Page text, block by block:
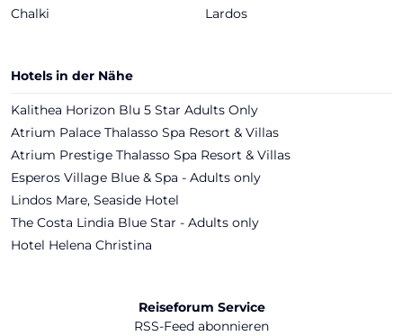
Chalki
Lardos
Hotels in der Nähe
Kalithea Horizon Blu 5 Star Adults Only
Atrium Palace Thalasso Spa Resort & Villas
Atrium Prestige Thalasso Spa Resort & Villas
Esperos Village Blue & Spa - Adults only
Lindos Mare, Seaside Hotel
The Costa Lindia Blue Star - Adults only
Hotel Helena Christina
Reiseforum Service
RSS-Feed abonnieren